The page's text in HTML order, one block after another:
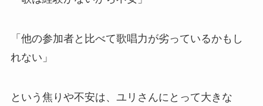
「他の参加者と比べて歌唱力が劣っているかもし
れない」
という焦りや不安は、ユリさんにとって大きな